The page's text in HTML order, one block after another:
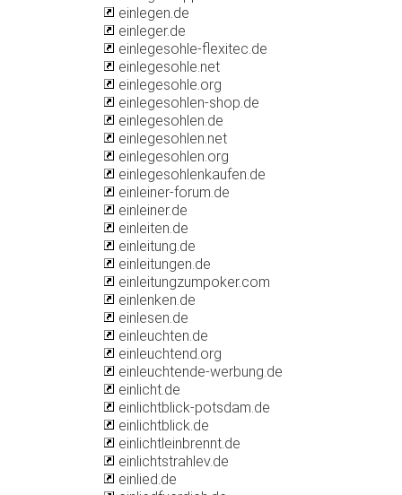
einlegen.de
einleger.de
einlegesohle-flexitec.de
einlegesohle.net
einlegesohle.org
einlegesohlen-shop.de
einlegesohlen.de
einlegesohlen.net
einlegesohlen.org
einlegesohlenkaufen.de
einleiner-forum.de
einleiner.de
einleiten.de
einleitung.de
einleitungen.de
einleitungzumpoker.com
einlenken.de
einlesen.de
einleuchten.de
einleuchtend.org
einleuchtende-werbung.de
einlicht.de
einlichtblick-potsdam.de
einlichtblick.de
einlichtleinbrennt.de
einlichtstrahlev.de
einlied.de